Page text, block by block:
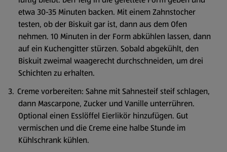
etwa 30-35 Minuten backen. Mit einem Zahnstocher
testen, ob der Biskuit gar ist, dann aus dem Ofen
nehmen. 10 Minuten in der Form abkühlen lassen, dann
auf ein Kuchengitter stürzen. Sobald abgekühlt, den
Biskuit zweimal waagerecht durchschneiden, um drei
Schichten zu erhalten.
Creme vorbereiten: Sahne mit Sahnesteif steif schlagen,
dann Mascarpone, Zucker und Vanille unterrühren.
Optional einen Esslöffel Eierlikör hinzufügen. Gut
vermischen und die Creme eine halbe Stunde im
Kühlschrank kühlen.